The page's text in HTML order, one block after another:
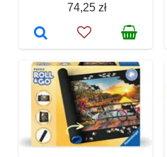
74,25 zł